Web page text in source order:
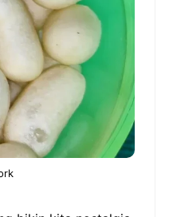
7 Menu
Restora
Jepang
yang
Wajib
Dicoba,
Bukan
Cuma
Sushi!